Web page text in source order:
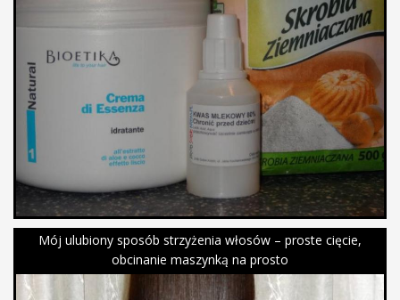
Mój ulubiony sposób strzyżenia włosów – proste cięcie,
obcinanie maszynką na prosto